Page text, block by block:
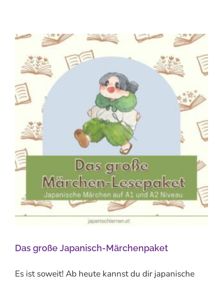
Das große Japanisch-Märchenpaket
Es ist soweit! Ab heute kannst du dir japanische